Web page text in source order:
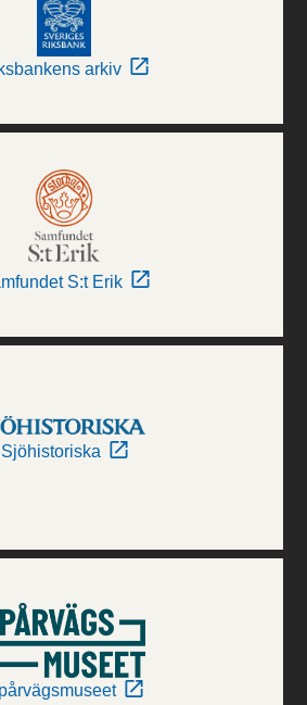
arkiv
S:t Erik
Sjöhistoriska